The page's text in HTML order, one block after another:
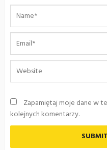
Zapamiętaj moje dane w
kolejnych komentarzy.